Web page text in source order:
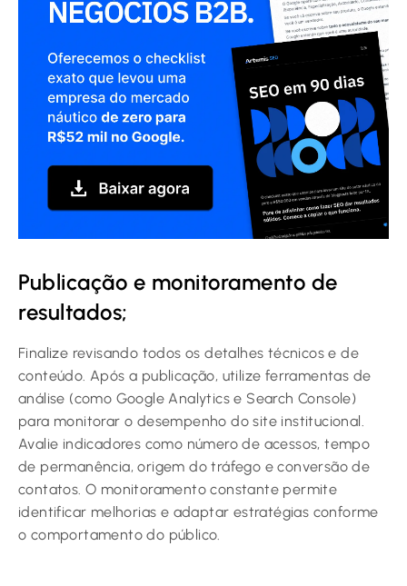
Publicação e monitoramento de
resultados;
Finalize revisando todos os detalhes técnicos e de
conteúdo. Após a publicação, utilize ferramentas de
análise (como Google Analytics e Search Console)
para monitorar o desempenho do site institucional.
Avalie indicadores como número de acessos, tempo
de permanência, origem do tráfego e conversão de
contatos. O monitoramento constante permite
identificar melhorias e adaptar estratégias conforme
o comportamento do público.